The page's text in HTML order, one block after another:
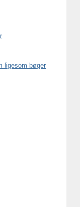
ligesom bøger